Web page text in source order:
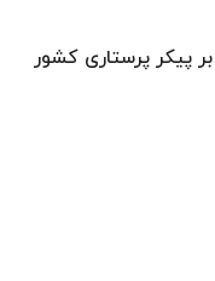
پیکر پرستاری کشور